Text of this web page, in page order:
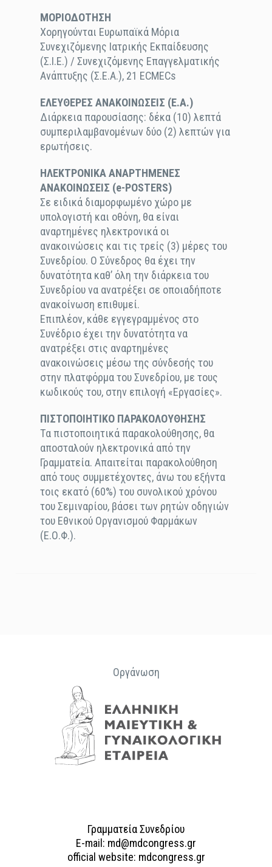
ΜΟΡΙΟΔΟΤΗΣΗ
Χορηγούνται Ευρωπαϊκά Μόρια
Συνεχιζόμενης Ιατρικής Εκπαίδευσης
(Σ.Ι.Ε.) / Συνεχιζόμενης Επαγγελματικής
Ανάπτυξης (Σ.Ε.Α.), 21 ECMECs
ΕΛΕΥΘΕΡΕΣ ΑΝΑΚΟΙΝΩΣΕΙΣ (Ε.Α.)
Διάρκεια παρουσίασης: δέκα (10) λεπτά
συμπεριλαμβανομένων δύο (2) λεπτών για
ερωτήσεις.
ΗΛΕΚΤΡΟΝΙΚΑ ΑΝΑΡΤΗΜΕΝΕΣ
ΑΝΑΚΟΙΝΩΣΕΙΣ (e-POSTERS)
Σε ειδικά διαμορφωμένο χώρο με
υπολογιστή και οθόνη, θα είναι
αναρτημένες ηλεκτρονικά οι
ανακοινώσεις και τις τρείς (3) μέρες του
Συνεδρίου. Ο Σύνεδρος θα έχει την
δυνατότητα καθ’ όλη την διάρκεια του
Συνεδρίου να ανατρέξει σε οποιαδήποτε
ανακοίνωση επιθυμεί.
Επιπλέον, κάθε εγγεγραμμένος στο
Συνέδριο έχει την δυνατότητα να
ανατρέξει στις αναρτημένες
ανακοινώσεις μέσω της σύνδεσής του
στην πλατφόρμα του Συνεδρίου, με τους
κωδικούς του, στην επιλογή «Εργασίες».
ΠΙΣΤΟΠΟΙΗΤΙΚΟ ΠΑΡΑΚΟΛΟΥΘΗΣΗΣ
Τα πιστοποιητικά παρακολούθησης, θα
αποσταλούν ηλεκτρονικά από την
Γραμματεία. Απαιτείται παρακολούθηση
από τους συμμετέχοντες, άνω του εξήντα
τοις εκατό (60%) του συνολικού χρόνου
του Σεμιναρίου, βάσει των ρητών οδηγιών
του Εθνικού Οργανισμού Φαρμάκων
(Ε.Ο.Φ.).
Οργάνωση
Γραμματεία Συνεδρίου
E-mail: md@mdcongress.gr
official website: mdcongress.gr